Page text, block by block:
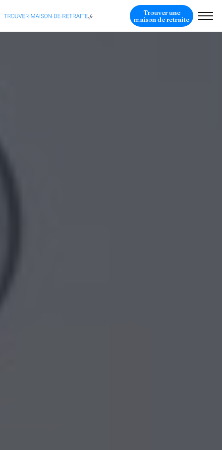
Trouver une
maison de retraite